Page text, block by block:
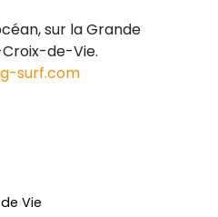
sur la Grande
de-Vie.
surf.com